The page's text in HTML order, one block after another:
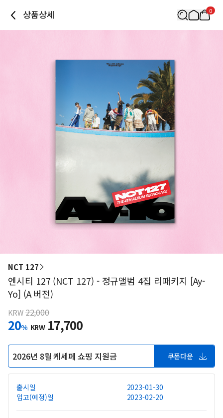
상품상세 0
NCT 127
엔시티 127 (NCT 127) - 정규앨범 4집 리패키지 [Ay-
Yo] (A 버전)
KRW 22,000
20% KRW 17,700
2026년 8월 케세페 쇼핑 지원금 쿠폰다운
출시일
2023-01-30
입고(예정)일
2023-02-20